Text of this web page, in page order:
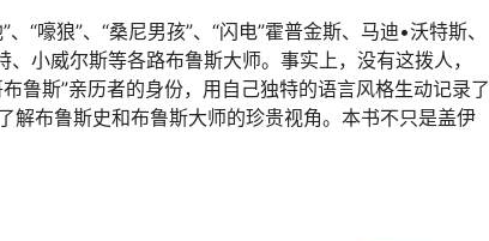
“嚎狼”、“桑尼男孩”、“闪电”霍普金斯、马迪•沃特斯、
小威尔斯等各路布鲁斯大师。事实上，没有这拨人，
鲁斯”亲历者的身份，用自己独特的语言风格生动记录了
解布鲁斯史和布鲁斯大师的珍贵视角。本书不只是盖伊